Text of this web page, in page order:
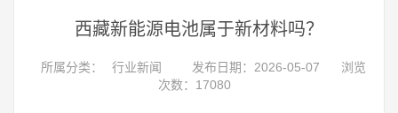
西藏新能源电池属于新材料吗？
所属分类： 行业新闻 发布日期：2026-05-07
浏览
次数：17080